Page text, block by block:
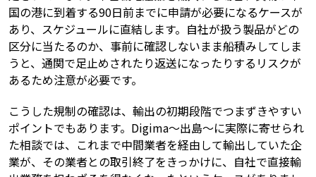
国の港に到着する90日前までに申請が必要になるケースが
あり、スケジュールに直結します。自社が扱う製品がどの
区分に当たるのか、事前に確認しないまま船積みしてしま
うと、通関で足止めされたり返送になったりするリスクが
あるため注意が必要です。
こうした規制の確認は、輸出の初期段階でつまずきやすい
ポイントでもあります。Digima〜出島〜に実際に寄せられ
た相談では、これまで中間業者を経由して輸出していた企
業が、その業者との取引終了をきっかけに、自社で直接輸